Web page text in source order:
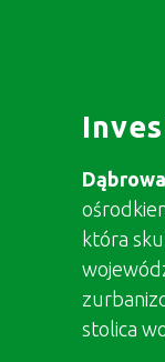
która
stolica